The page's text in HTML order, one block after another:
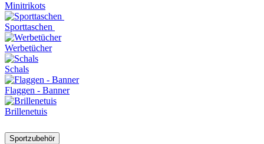
Minitrikots
Sporttaschen
Werbetücher
Schals
Flaggen - Banner
Brillenetuis
Sportzubehör